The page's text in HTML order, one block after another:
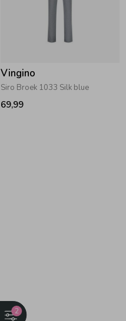
Vingino
Siro Broek 1033 Silk blue
69,99
2